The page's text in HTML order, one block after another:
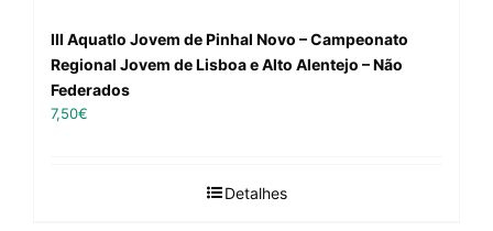
III Aquatlo Jovem de Pinhal Novo – Campeonato
Regional Jovem de Lisboa e Alto Alentejo – Não
Federados
7,50€
Detalhes